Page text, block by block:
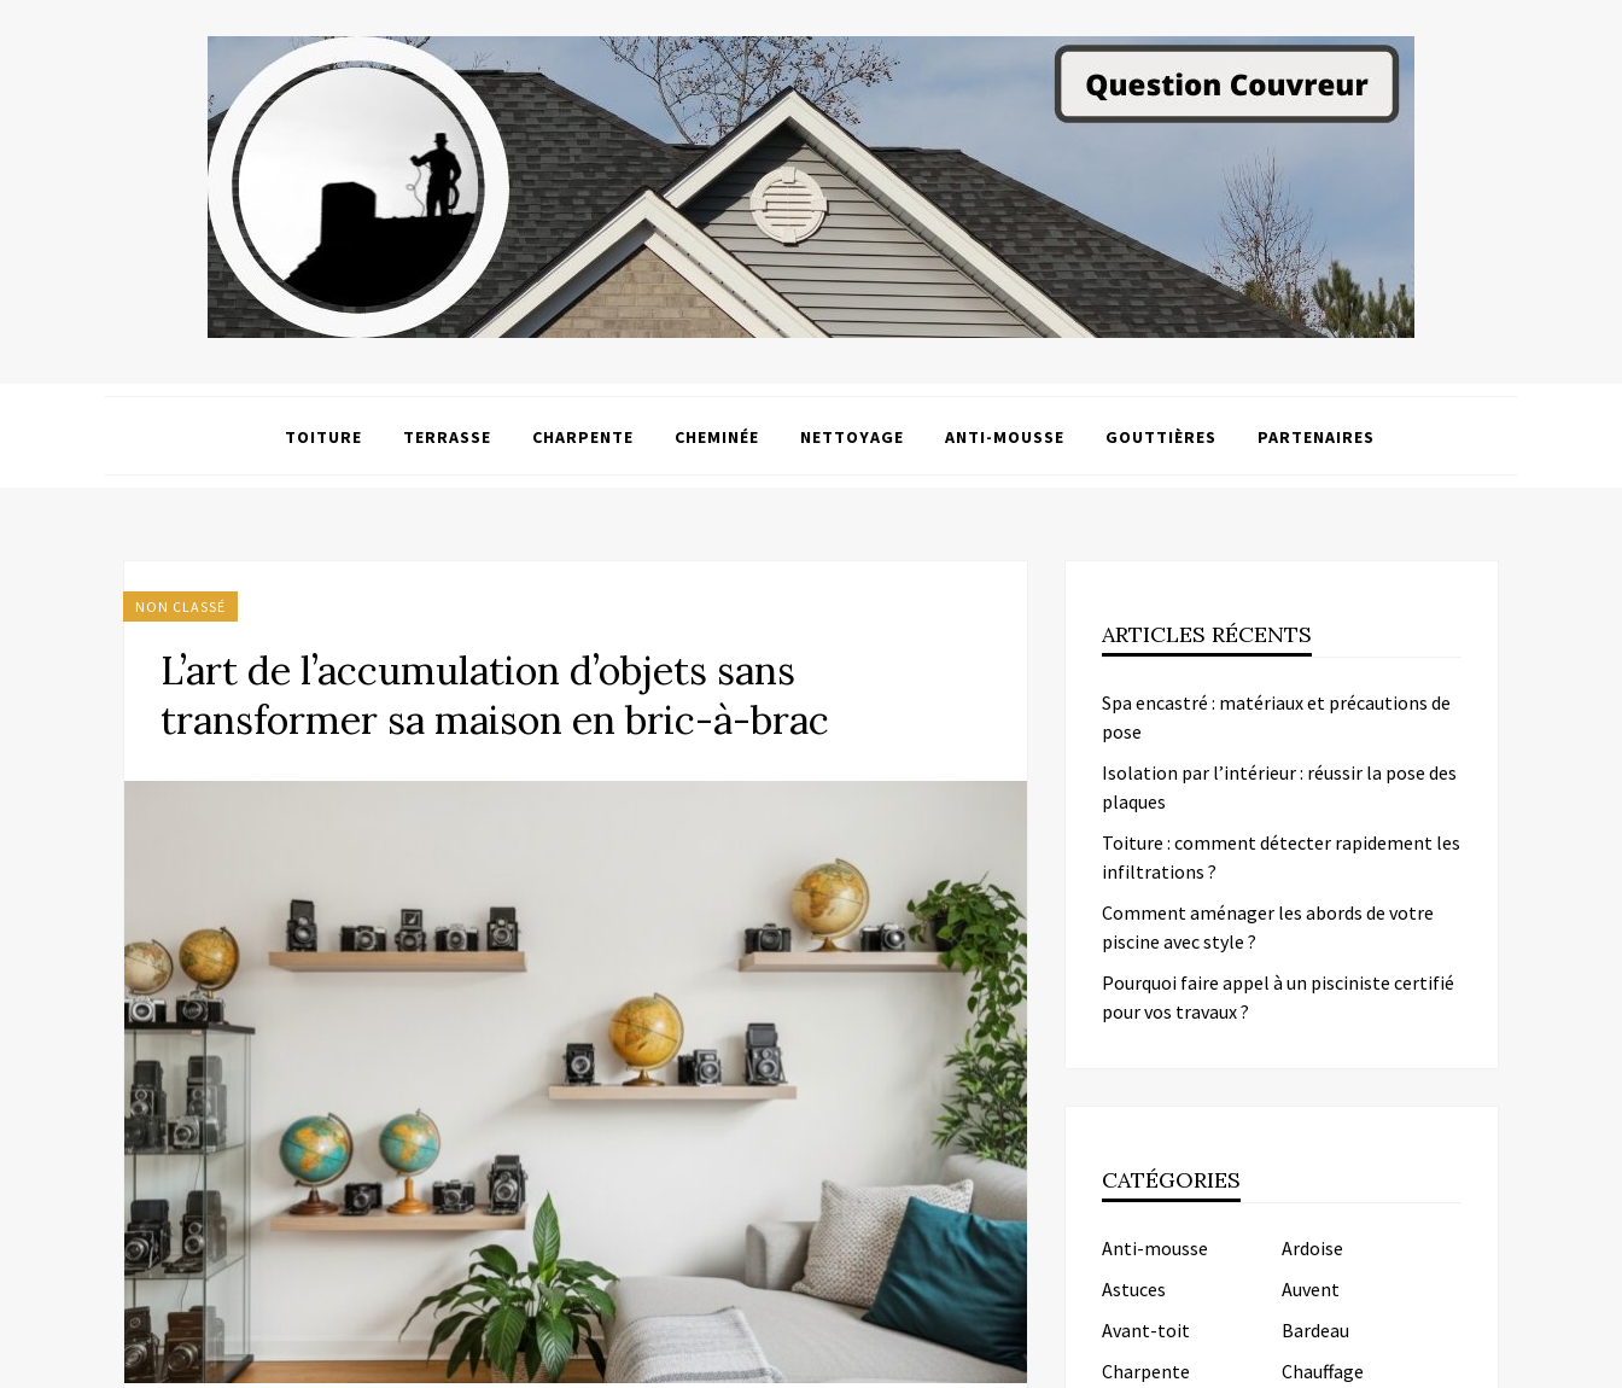
TOITURE TERRASSE CHARPENTE CHEMINÉE NETTOYAGE ANTI-MOUSSE GOUTTIÈRES PARTENAIRES
NON CLASSÉ
L’art de l’accumulation d’objets sans
transformer sa maison en bric-à-brac
ARTICLES RÉCENTS
Spa encastré : matériaux et précautions de
pose
Isolation par l’intérieur : réussir la pose des
plaques
Toiture : comment détecter rapidement les
infiltrations ?
Comment aménager les abords de votre
piscine avec style ?
Pourquoi faire appel à un pisciniste certifié
pour vos travaux ?
CATÉGORIES
Anti-mousse
Ardoise
Astuces
Auvent
Avant-toit
Bardeau
Charpente
Chauffage